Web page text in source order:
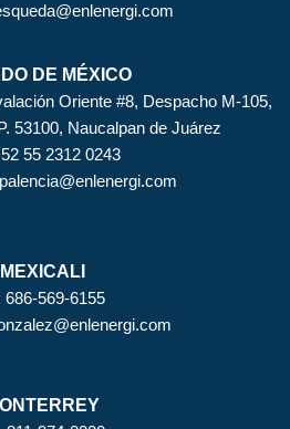
DE MÉXICO
Oriente #8, Despacho M-105,
53100, Naucalpan de Juárez
55 2312 0243
MEXICALI
686-569-6155